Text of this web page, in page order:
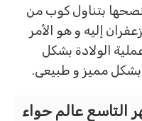
بتناول كوب من
إليه و هو الأمر
الولادة بشكل
مميز و طبيعى.
التاسع عالم حواء